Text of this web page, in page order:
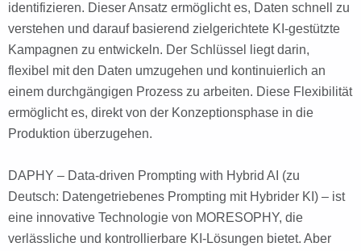
identifizieren. Dieser Ansatz ermöglicht es, Daten schnell zu
verstehen und darauf basierend zielgerichtete KI-gestützte
Kampagnen zu entwickeln. Der Schlüssel liegt darin,
flexibel mit den Daten umzugehen und kontinuierlich an
einem durchgängigen Prozess zu arbeiten. Diese Flexibilität
ermöglicht es, direkt von der Konzeptionsphase in die
Produktion überzugehen.
DAPHY – Data-driven Prompting with Hybrid AI (zu
Deutsch: Datengetriebenes Prompting mit Hybrider KI) – ist
eine innovative Technologie von MORESOPHY, die
verlässliche und kontrollierbare KI-Lösungen bietet. Aber